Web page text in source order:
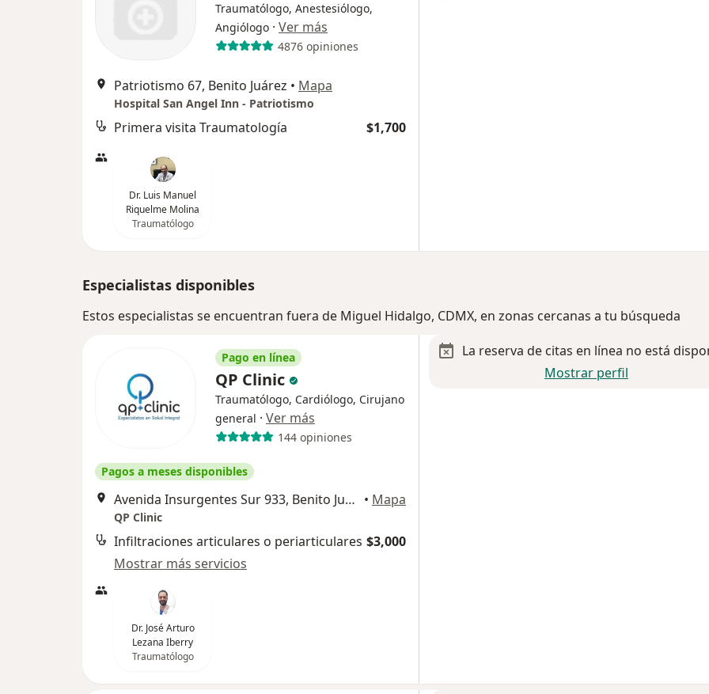
Traumatólogo, Anestesiólogo,
Angiólogo · Ver más
4876 opiniones
Patriotismo 67, Benito Juárez • Mapa
Hospital San Angel Inn - Patriotismo
Primera visita Traumatología $1,700
Dr. Luis Manuel
Riquelme Molina
Traumatólogo
Especialistas disponibles
Estos especialistas se encuentran fuera de Miguel Hidalgo, CDMX, en zonas cercanas a tu búsqueda
Pago en línea
QP Clinic
Traumatólogo, Cardiólogo, Cirujano
general · Ver más
144 opiniones
Pagos a meses disponibles
Avenida Insurgentes Sur 933, Benito Juárez • Mapa
QP Clinic
Infiltraciones articulares o periarticulares $3,000
Mostrar más servicios
Dr. José Arturo
Lezana Iberry
Traumatólogo
La reserva de citas en línea no está
Mostrar perfil